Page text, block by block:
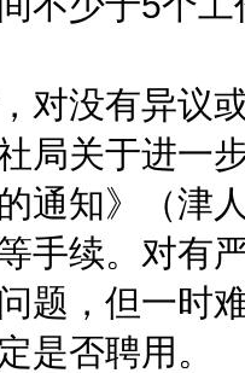
没有异议或
局关于进一
通知》（津
手续。对有
题，但一时
是否聘用。